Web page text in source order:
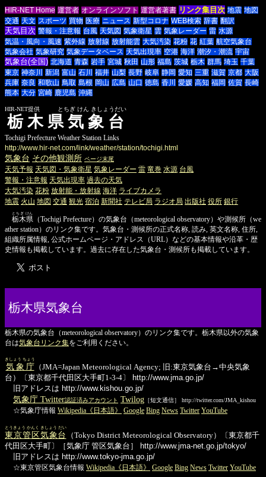
HIR-NET Home 運営者 オンラインソフト 運営者著書 リンク集目次 地震 地図
交通 天文 スポーツ 買物 医療 ニュース 新型コロナ WEB検索 辞書 翻訳
天気目次 警報・注意報 台風 天気図 気象衛星 雲 気象レーダー 雷 水源
気温・風向・風速 紫外線 放射線 放射能雲 大気汚染 花粉 花 紅葉 航空気象台
気象会社 気象研究 気象データベース 天気出現率 空港 海洋 潮汐・潮流 宇宙
気象台(全国) 北海道 青森 岩手 宮城 秋田 山形 福島 茨城 栃木 群馬 埼玉 千葉
東京 神奈川 新潟 富山 石川 福井 山梨 長野 岐阜 静岡 愛知 三重 滋賀 京都 大阪
兵庫 奈良 和歌山 鳥取 島根 岡山 広島 山口 徳島 香川 愛媛 高知 福岡 佐賀 長崎
熊本 大分 宮崎 鹿児島 沖縄
栃木県気象台
HIR-NET提供 とちぎ けん きしょうだい
Tochigi Prefecture Weather Station Links
http://www.hir-net.com/link/weather/station/tochigi.html
気象台 その他観測所 ページ末尾
天気予報 天気図・気象衛星 気象レーダー 雷 竜巻 水源 台風
警報・注意報 天気出現率 過去の天気
大気汚染 花粉 放射能・放射線 海洋 ライブカメラ
地震 火山 地図 交通 観光 宿泊 新聞社 テレビ局 ラジオ局 出版社 役所 銀行
栃木県
とちぎ けん
（Tochigi Prefecture）の気象台（meteorological observatory）や測候所（we
ather station）のリンク集です。気象台・測候所の正式名称, 読み, 英文名称, 住所,
組織所属情報, 公式ホームページ・アドレス（URL）などの基本情報や沿革・歴
史情報も掲載しています。過去に存在した気象台・測候所も掲載しています。
栃木県気象台
栃木県の気象台（meteorological observatory）のリンク集です。栃木県以外の気象
台は気象台リンク集をご利用ください。
気象庁
きしょう ちょう
（JMA=Japan Meteorological Agency; 旧:東京気象台→中央気象
台）〔東京都千代田区大手町1-3-4〕
http://www.jma.go.jp/
旧アドレスは http://www.kishou.go.jp/
気象庁 Twitter認証済みアカウント Twilog ［短文通信］ http://twitter.com/JMA_kishou
☆気象庁情報 Wikipedia《日本語》 Google Bing News Twitter YouTube
東京管区気象台
とうきょう かんく きしょう だい
（Tokyo District Meteorological Observatory）〔東京都千
代田区大手町〕［気象庁 管区気象台］
http://www.jma-net.go.jp/tokyo/
旧アドレスは http://www.tokyo-jma.go.jp/
☆東京管区気象台情報 Wikipedia《日本語》 Google Bing News Twitter YouTube